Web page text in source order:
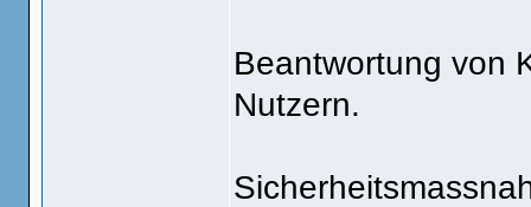
Beantwortung von
Nutzern.